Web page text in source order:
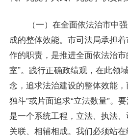
（一）在全面依法治市中
成的整体效能。市司法局承担
作的职责，是推进全面依法治市
室”。践行正确政绩观，在此领
念，追求法治建设的整体效能
独斗”或片面追求“立法数量”。
是一个系统工程，立法、执法
关联、相辅相成。我们必须站